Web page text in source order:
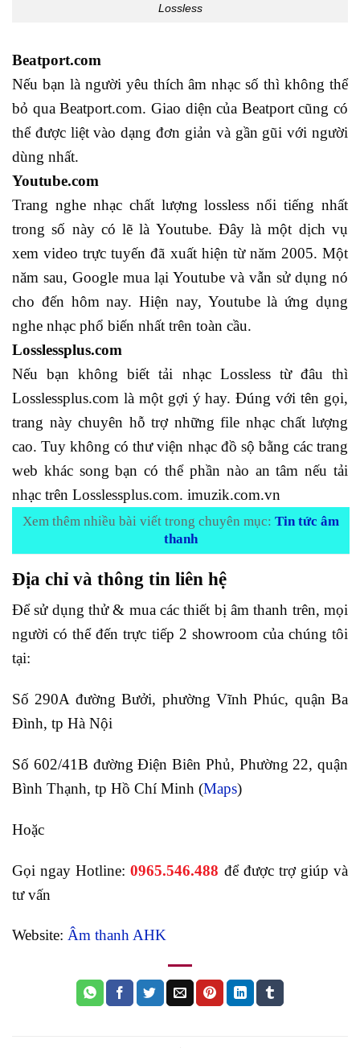
Lossless
Beatport.com
Nếu bạn là người yêu thích âm nhạc số thì không thể
bỏ qua Beatport.com. Giao diện của Beatport cũng có
thể được liệt vào dạng đơn giản và gần gũi với người
dùng nhất.
Youtube.com
Trang nghe nhạc chất lượng lossless nổi tiếng nhất
trong số này có lẽ là Youtube. Đây là một dịch vụ
xem video trực tuyến đã xuất hiện từ năm 2005. Một
năm sau, Google mua lại Youtube và vẫn sử dụng nó
cho đến hôm nay. Hiện nay, Youtube là ứng dụng
nghe nhạc phổ biến nhất trên toàn cầu.
Losslessplus.com
Nếu bạn không biết tải nhạc Lossless từ đâu thì
Losslessplus.com là một gợi ý hay. Đúng với tên gọi,
trang này chuyên hỗ trợ những file nhạc chất lượng
cao. Tuy không có thư viện nhạc đồ sộ bằng các trang
web khác song bạn có thể phần nào an tâm nếu tải
nhạc trên Losslessplus.com. imuzik.com.vn
Xem thêm nhiều bài viết trong chuyên mục: Tin tức âm
thanh
Địa chỉ và thông tin liên hệ
Để sử dụng thử & mua các thiết bị âm thanh trên, mọi
người có thể đến trực tiếp 2 showroom của chúng tôi
tại:
Số 290A đường Bưởi, phường Vĩnh Phúc, quận Ba
Đình, tp Hà Nội
Số 602/41B đường Điện Biên Phủ, Phường 22, quận
Bình Thạnh, tp Hồ Chí Minh (Maps)
Hoặc
Gọi ngay Hotline:0965.546.488 để được trợ giúp và
tư vấn
Website: Âm thanh AHK